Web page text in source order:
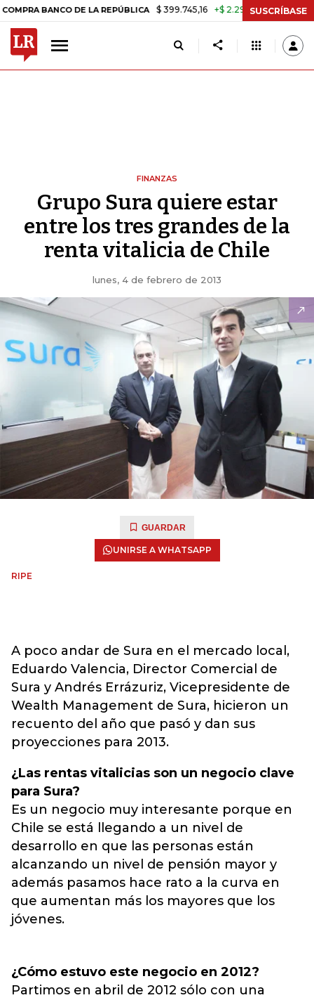
BANCO DE LA REPÚBLICA $ 399.745,16 +$ 2.295,71 +0,58%
SUSCRÍBASE
FINANZAS
Grupo Sura quiere estar
entre los tres grandes de la
renta vitalicia de Chile
lunes, 4 de febrero de 2013
GUARDAR
UNIRSE A WHATSAPP
RIPE
A poco andar de Sura en el mercado local,
Eduardo Valencia, Director Comercial de
Sura y Andrés Errázuriz, Vicepresidente de
Wealth Management de Sura, hicieron un
recuento del año que pasó y dan sus
proyecciones para 2013.
¿Las rentas vitalicias son un negocio clave
para Sura?
Es un negocio muy interesante porque en
Chile se está llegando a un nivel de
desarrollo en que las personas están
alcanzando un nivel de pensión mayor y
además pasamos hace rato a la curva en
que aumentan más los mayores que los
jóvenes.
¿Cómo estuvo este negocio en 2012?
Partimos en abril de 2012 sólo con una